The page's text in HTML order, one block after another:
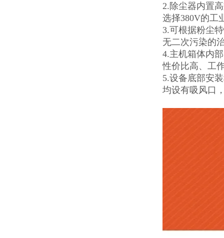
2.除尘器内置
选择380V的工
3.可根据粉尘
无二次污染的
4.主机箱体内
性价比高、工
5.设备底部安
均设有吸风口